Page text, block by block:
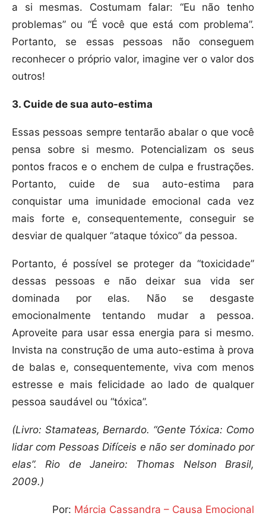
a si mesmas. Costumam falar: “Eu não tenho
problemas” ou “É você que está com problema”.
Portanto, se essas pessoas não conseguem
reconhecer o próprio valor, imagine ver o valor dos
outros!
3. Cuide de sua auto-estima
Essas pessoas sempre tentarão abalar o que você
pensa sobre si mesmo. Potencializam os seus
pontos fracos e o enchem de culpa e frustrações.
Portanto, cuide de sua auto-estima para
conquistar uma imunidade emocional cada vez
mais forte e, consequentemente, conseguir se
desviar de qualquer “ataque tóxico” da pessoa.
Portanto, é possível se proteger da “toxicidade”
dessas pessoas e não deixar sua vida ser
dominada por elas. Não se desgaste
emocionalmente tentando mudar a pessoa.
Aproveite para usar essa energia para si mesmo.
Invista na construção de uma auto-estima à prova
de balas e, consequentemente, viva com menos
estresse e mais felicidade ao lado de qualquer
pessoa saudável ou “tóxica”.
(Livro: Stamateas, Bernardo. “Gente Tóxica: Como
lidar com Pessoas Difíceis e não ser dominado por
elas”. Rio de Janeiro: Thomas Nelson Brasil,
2009.)
Por: Márcia Cassandra – Causa Emocional